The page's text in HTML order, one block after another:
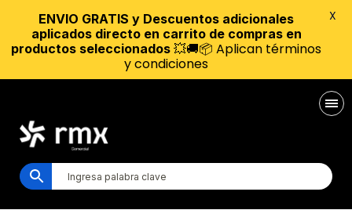
ENVIO GRATIS y Descuentos adicionales
aplicados directo en carrito de compras en
productos seleccionados 💥🚚📦 Aplican términos
y condiciones
X